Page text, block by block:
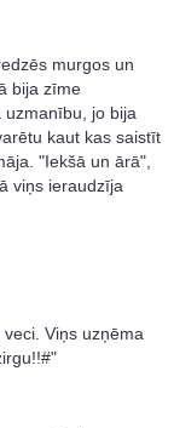
murgos un
bija zīme
uzmanību, jo bija
kaut kas saistīt
"Iekšā un ārā",
viņs ieraudzīja
Viņs uzņēma